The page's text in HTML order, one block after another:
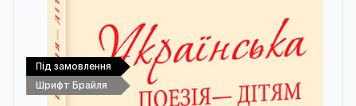
Шрифт Брайля
Під замовлення